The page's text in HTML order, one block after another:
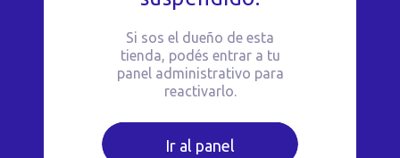
Si sos el dueño de esta
tienda, podés entrar a tu
panel administrativo para
reactivarlo.
Ir al panel